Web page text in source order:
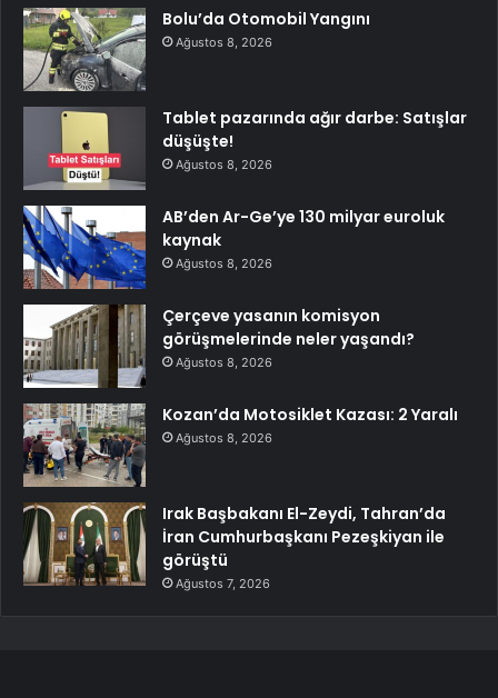
Bolu’da Otomobil Yangını
Ağustos 8, 2026
Tablet pazarında ağır darbe: Satışlar
düşüşte!
Ağustos 8, 2026
AB’den Ar-Ge’ye 130 milyar euroluk
kaynak
Ağustos 8, 2026
Çerçeve yasanın komisyon
görüşmelerinde neler yaşandı?
Ağustos 8, 2026
Kozan’da Motosiklet Kazası: 2 Yaralı
Ağustos 8, 2026
Irak Başbakanı El-Zeydi, Tahran’da
İran Cumhurbaşkanı Pezeşkiyan ile
görüştü
Ağustos 7, 2026